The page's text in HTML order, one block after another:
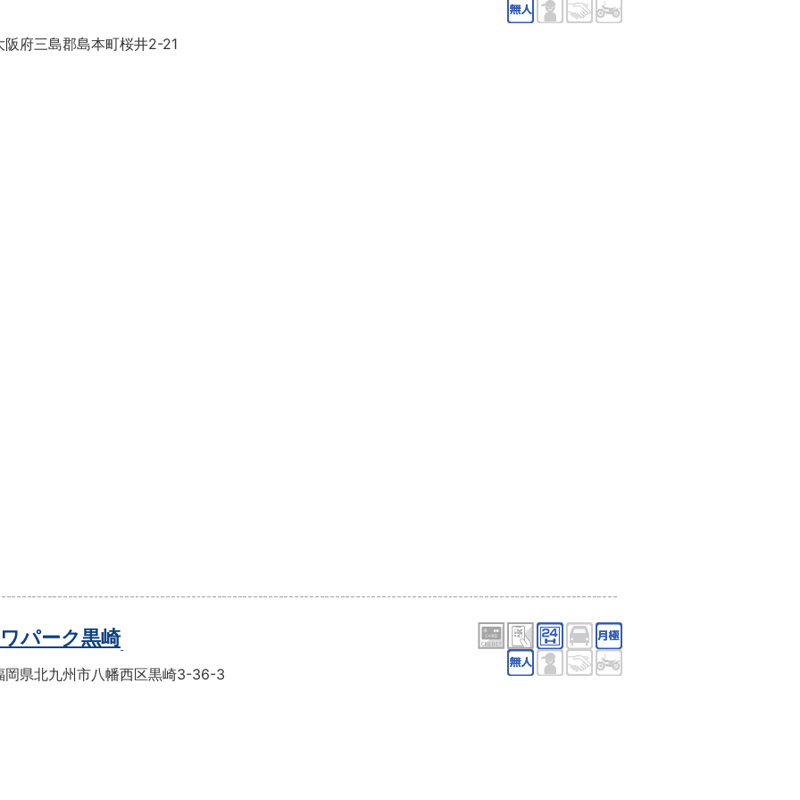
阪府三島郡島本町桜井2-21
パーク黒崎
岡県北九州市八幡西区黒崎3-36-3